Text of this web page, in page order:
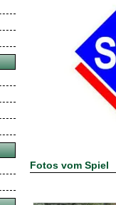
Fotos vom Spiel